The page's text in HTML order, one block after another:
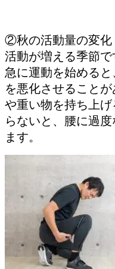
②秋の活動量の変化
活動が増える季節
急に運動を始める
を悪化させること
や重い物を持ち上
らないと、腰に過
ます。